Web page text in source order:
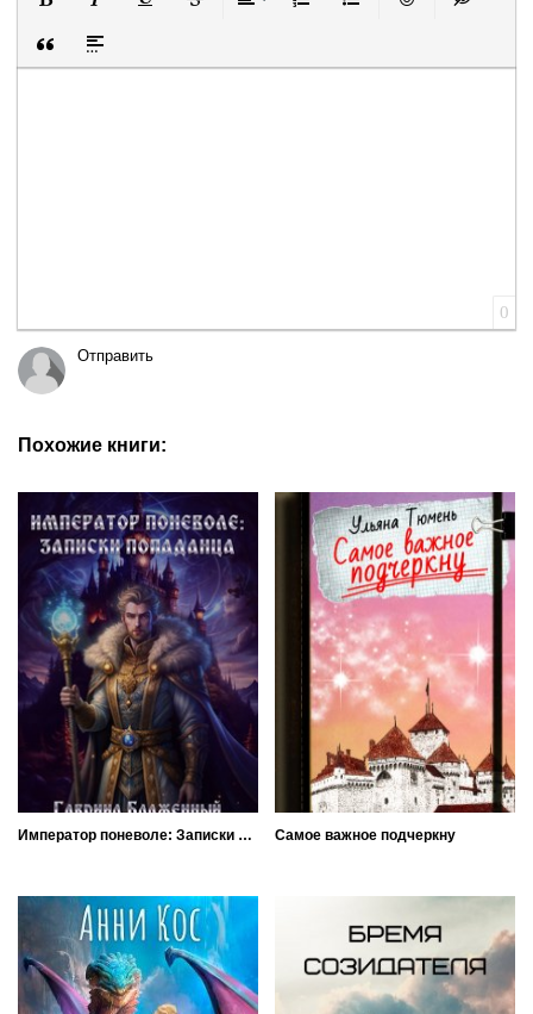
Вставка цитаты
Вставка спойлера
0
Отправить
Похожие книги:
Император поневоле: Записки попаданца Самое важное подчеркну